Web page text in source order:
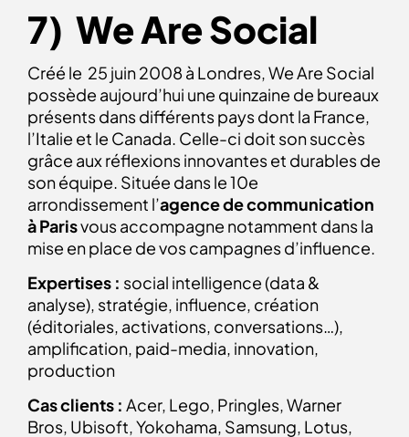
7) We Are Social
Créé le 25 juin 2008 à Londres, We Are Social
possède aujourd’hui une quinzaine de bureaux
présents dans différents pays dont la France,
l’Italie et le Canada. Celle-ci doit son succès
grâce aux réflexions innovantes et durables de
son équipe. Située dans le 10e
arrondissement l’agence de communication
à Parisvous accompagne notamment dans la
mise en place de vos campagnes d’influence.
Expertises : social intelligence (data &
analyse), stratégie, influence, création
(éditoriales, activations, conversations…),
amplification, paid-media, innovation,
production
Cas clients : Acer, Lego, Pringles, Warner
Bros, Ubisoft, Yokohama, Samsung, Lotus,